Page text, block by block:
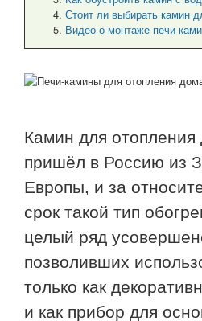
Стоит ли выбирать камин
Видео о монтаже печи-
Камин для
пришёл в Россию из
Европы, и за
срок такой тип
целый ряд
позволивших
только как
и как прибор для